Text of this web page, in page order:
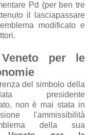
Pd (per ben tre
il lasciapassare
modificato e
per le
del simbolo della
presidente
non è mai stata in
l'ammissibilità
della sua